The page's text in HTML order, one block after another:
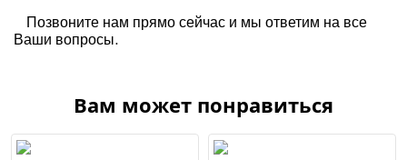
Позвоните нам прямо сейчас и мы ответим на все
Ваши вопросы.
Вам может понравиться